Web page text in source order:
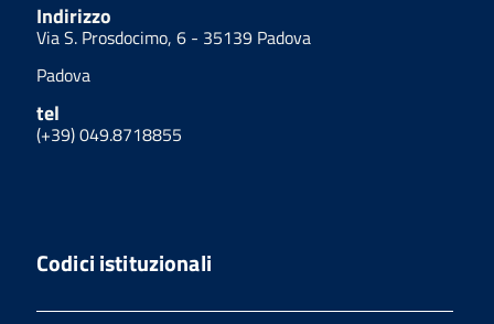
Indirizzo
Via S. Prosdocimo, 6 - 35139 Padova
Padova
tel
(+39) 049.8718855
Codici istituzionali